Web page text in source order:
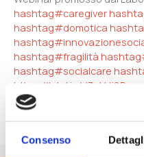
Consenso
hashtag#caregiver
hashtag#domotica
hashtag#fragilità
hashtag#socialcare
https://lnkd.in/d3ukHj8R